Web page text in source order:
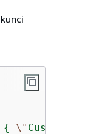
{ \" CustomerName